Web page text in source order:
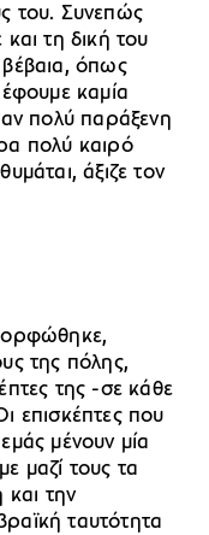
του. Συνεπώς
τη δική του
όπως
καμία
πολύ παράξενη
πολύ καιρό
άξιζε τον
της πόλης,
της -σε κάθε
επισκέπτες που
μένουν μία
μαζί τους τα
και την
ταυτότητα